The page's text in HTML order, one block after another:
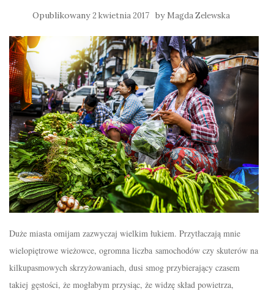
Opublikowany2 kwietnia 2017 by Magda Zelewska
Duże miasta omijam zazwyczaj wielkim łukiem. Przytłaczają mnie
wielopiętrowe wieżowce, ogromna liczba samochodów czy skuterów na
kilkupasmowych skrzyżowaniach, dusi smog przybierający czasem
takiej gęstości, że mogłabym przysiąc, że widzę skład powietrza,